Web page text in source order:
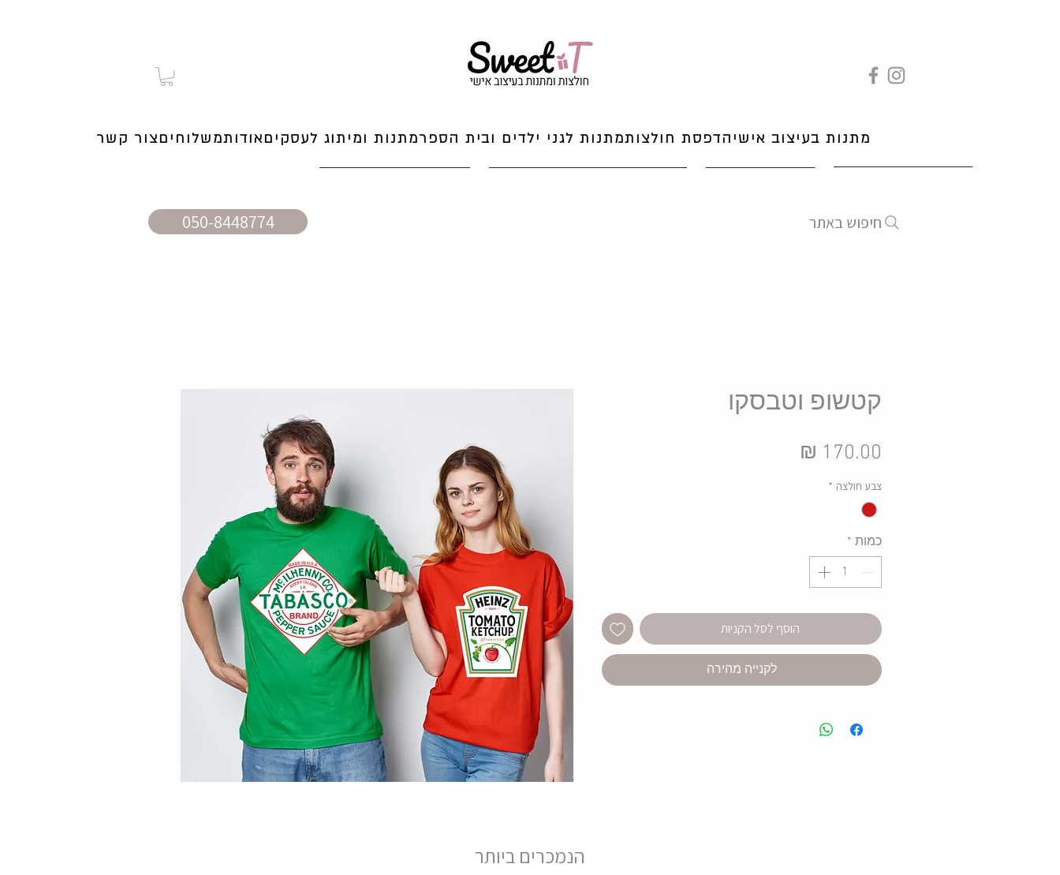
צור קשרמשלוחיםאודותמתנות ומיתוג לעסקיםמתנות לגני ילדים ובית הספרהדפסת חולצותמתנות בעיצוב אישי
חיפוש באתר 050-8448774
קטשופ וטבסקו
צבע חולצה *
כמות *
הוסף לסל הקניות
לקנייה מהירה
הנמכרים ביותר